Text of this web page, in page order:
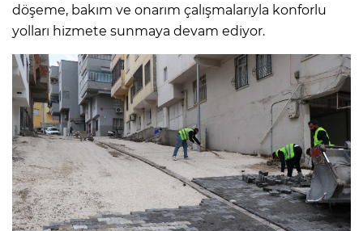
döşeme, bakım ve onarım çalışmalarıyla konforlu
yolları hizmete sunmaya devam ediyor.